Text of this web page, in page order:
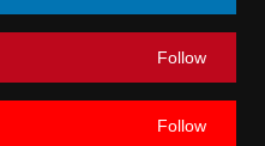
Follow
Follow